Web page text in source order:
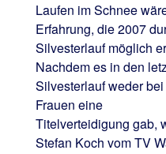
Laufen im Schnee
Erfahrung, die 2007
Silvesterlauf möglich
Nachdem es in den
Silvesterlauf weder
Frauen eine
Titelverteidigung gab,
Stefan Koch vom TV